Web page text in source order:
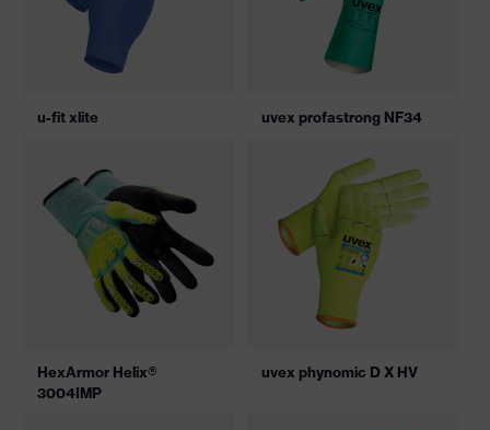
u-fit xlite uvex profastrong NF34
HexArmor Helix®
3004IMP
uvex phynomic D X HV